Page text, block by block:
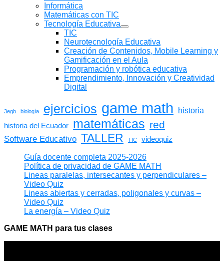
Informática
Matemáticas con TIC
Tecnología Educativa
Mostrar
submenú
TIC
Neurotecnología Educativa
Creación de Contenidos, Mobile Learning y
Gamificación en el Aula
Programación y robótica educativa
Emprendimiento, Innovación y Creatividad
Digital
3egb biología ejercicios game math historia
historia del Ecuador matemáticas red
Software Educativo TALLER TIC videoquiz
Guía docente completa 2025-2026
Política de privacidad de GAME MATH
Lineas paralelas, intersecantes y perpendiculares –
Video Quiz
Lineas abiertas y cerradas, poligonales y curvas –
Video Quiz
La energía – Video Quiz
GAME MATH para tus clases